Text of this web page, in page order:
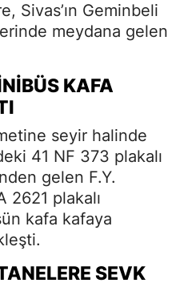
Sivas’ın Geminbeli
meydana gelen
KAFA
seyir halinde
41 NF 373 plakalı
gelen F.Y.
plakalı
kafa kafaya
SEVK